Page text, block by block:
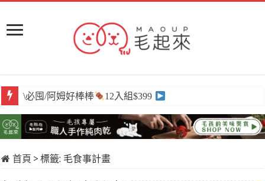
\必囤/阿姆好棒棒 12入組$399
首頁 > 標籤: 毛食事計畫